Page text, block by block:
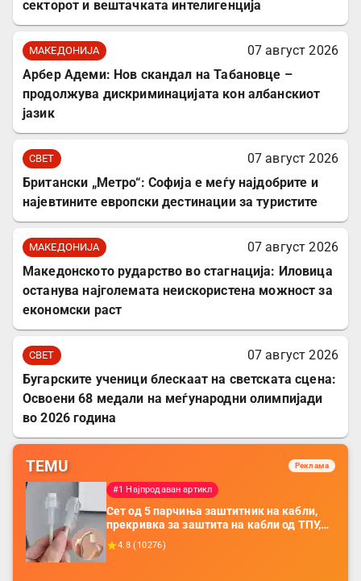
секторот и вештачката интелигенција
МАКЕДОНИЈА
07 август 2026
Арбер Адеми: Нов скандал на Табановце –
продолжува дискриминацијата кон албанскиот
јазик
СВЕТ
07 август 2026
Британски „Метро“: Софија е меѓу најдобрите и
најевтините европски дестинации за туристите
МАКЕДОНИЈА
07 август 2026
Македонското рударство во стагнација: Иловица
останува најголемата неискористена можност за
економски раст
СВЕТ
07 август 2026
Бугарските ученици блескаат на светската сцена:
Освоени 68 медали на меѓународни олимпијади
во 2026 година
TEMU Реклама
#1 Најпродаван артикл
Сет од 5 парчиња заштитник на кабли,
прекривка за заштита на кабли од ТПУ,
додатоци за заштита на кабли, без
батерија, за мобилни телефони, комплет
4.8 (10276)